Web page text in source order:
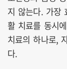
지 않는다. 가장
활 치료를 동시
치료의 하나로,
다.